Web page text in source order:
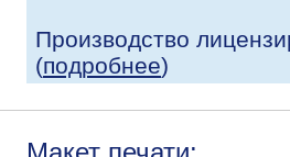
Производство
(подробнее)